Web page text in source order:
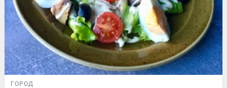
ГОРОД